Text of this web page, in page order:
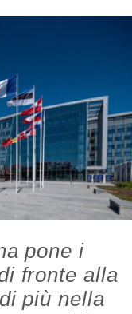
pone i
fronte alla
più nella